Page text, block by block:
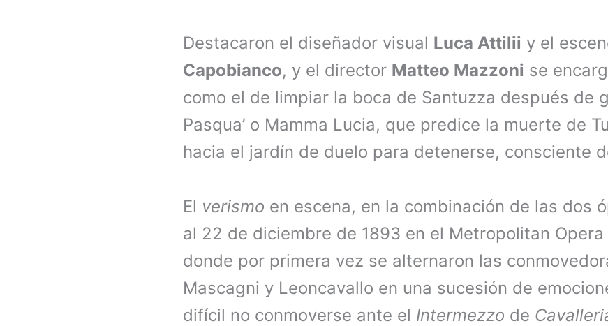
Destacaron el diseñador visual Luca Attilii y el
Capobianco, y el director Matteo Mazzoni se
como el de limpiar la boca de Santuzza después de
Pasqua’ o Mamma Lucia, que predice la muerte de
hacia el jardín de duelo para detenerse, consciente
El verismo en escena, en la combinación de las dos
al 22 de diciembre de 1893 en el Metropolitan Opera
donde por primera vez se alternaron las
Mascagni y Leoncavallo en una sucesión de
difícil no conmoverse ante el Intermezzo de